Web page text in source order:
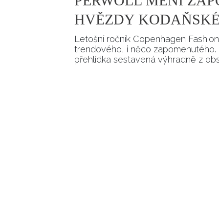
HVĚZDY
Letošní ročník Copenhagen
trendového, i něco
přehlídka sestavená výhradně z